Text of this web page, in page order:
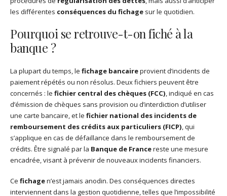
les différentes conséquences du fichage sur le quotidien.
Pourquoi se retrouve-t-on fiché à la
banque ?
La plupart du temps, le fichage bancaireprovient d’incidents de
paiement répétés ou non résolus. Deux fichiers peuvent être
concernés : le fichier central des chèques (FCC), indiqué en cas
d’émission de chèques sans provision ou d’interdiction d’utiliser
une carte bancaire, et le fichier national des incidents de
remboursement des crédits aux particuliers (FICP), qui
s’applique en cas de défaillance dans le remboursement de
crédits. Être signalé par la Banque de Francereste une mesure
encadrée, visant à prévenir de nouveaux incidents financiers.
Ce fichagen’est jamais anodin. Des conséquences directes
interviennent dans la gestion quotidienne, telles que l’impossibilité